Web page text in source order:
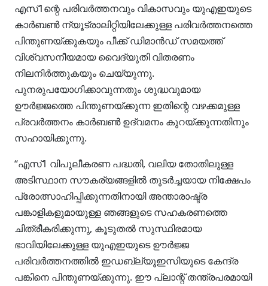
എസ്1ന്റെ പരിവർത്തനവും വികാസവും യുഎഇയുടെ
കാർബൺ ന്യൂട്രാലിറ്റിയിലേക്കുള്ള പരിവർത്തനത്തെ
പിന്തുണയ്ക്കുകയും പീക്ക് ഡിമാൻഡ് സമയത്ത്
വിശ്വസനീയമായ വൈദ്യുതി വിതരണം
നിലനിർത്തുകയും ചെയ്യുന്നു.
പുനരുപയോഗിക്കാവുന്നതും ശുദ്ധവുമായ
ഊർജ്ജത്തെ പിന്തുണയ്ക്കുന്ന ഇതിന്റെ വഴക്കമുള്ള
പ്രവർത്തനം കാർബൺ ഉദ്‌വമനം കുറയ്ക്കുന്നതിനും
സഹായിക്കുന്നു.
“എസ്1 വിപുലീകരണ പദ്ധതി, വലിയ തോതിലുള്ള
അടിസ്ഥാന സൗകര്യങ്ങളിൽ തുടർച്ചയായ നിക്ഷേപം
പ്രോത്സാഹിപ്പിക്കുന്നതിനായി അന്താരാഷ്ട്ര
പങ്കാളികളുമായുള്ള ഞങ്ങളുടെ സഹകരണത്തെ
ചിത്രീകരിക്കുന്നു, കൂടുതൽ സുസ്ഥിരമായ
ഭാവിയിലേക്കുള്ള യുഎഇയുടെ ഊർജ്ജ
പരിവർത്തനത്തിൽ ഇഡബ്ല്യൂഇസിയുടെ കേന്ദ്ര
പങ്കിനെ പിന്തുണയ്ക്കുന്നു. ഈ പ്ലാന്റ് തന്ത്രപരമായി